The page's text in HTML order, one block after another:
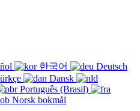
한국어
Deutsch
Dansk
Português (Brasil)
Norsk bokmål